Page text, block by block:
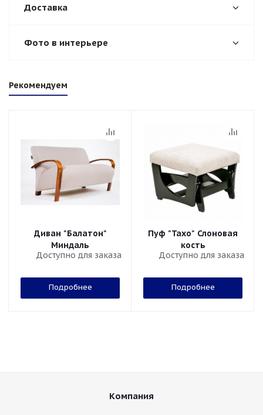
Доставка
Фото в интерьере
Рекомендуем
Диван "Балатон"
Миндаль
Доступно для заказа
Подробнее
Пуф "Тахо" Слоновая
кость
Доступно для заказа
Подробнее
Компания